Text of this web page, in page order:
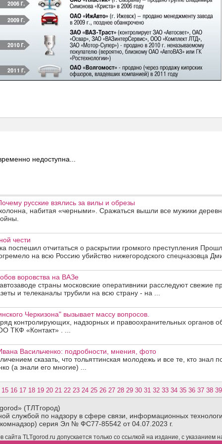
недоступна...
русские взялись за вилы и обрезы
набитая «черными». Сражаться вышли все мужики
чести
поспешил отчитаться о раскрытии громкого преступления
на всю Россию убийство нижегородского спецназовца
воровства на ВАЗе
страны московские оперативники расследуют свежие
и телеканалы трубили на всю страну - на ...
Черкизона" вызывает массу вопросов.
контролирующих, надзорных и правоохранительных органов
ТКФ «Контакт» . ...
Васильченко: подробности, мнения, фото
сказать, что тольяттинская молодежь и все те, кто знал
(а знали его многие) ...
15 16 17 18 19 20 21 22 23 24 25 26 27 28 29 30 31 32 33 34 35 36 37 38 39
(ТЛТгород)
службой по надзору в сфере связи, информационных
серия Эл № ФС77-85542 от 04.07.2023 г.
TLTgorod.ru допускается только со ссылкой на издание, с указанием